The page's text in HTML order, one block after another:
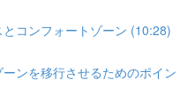
コンフォートゾーン (10:28)
ンを移行させるためのポイン